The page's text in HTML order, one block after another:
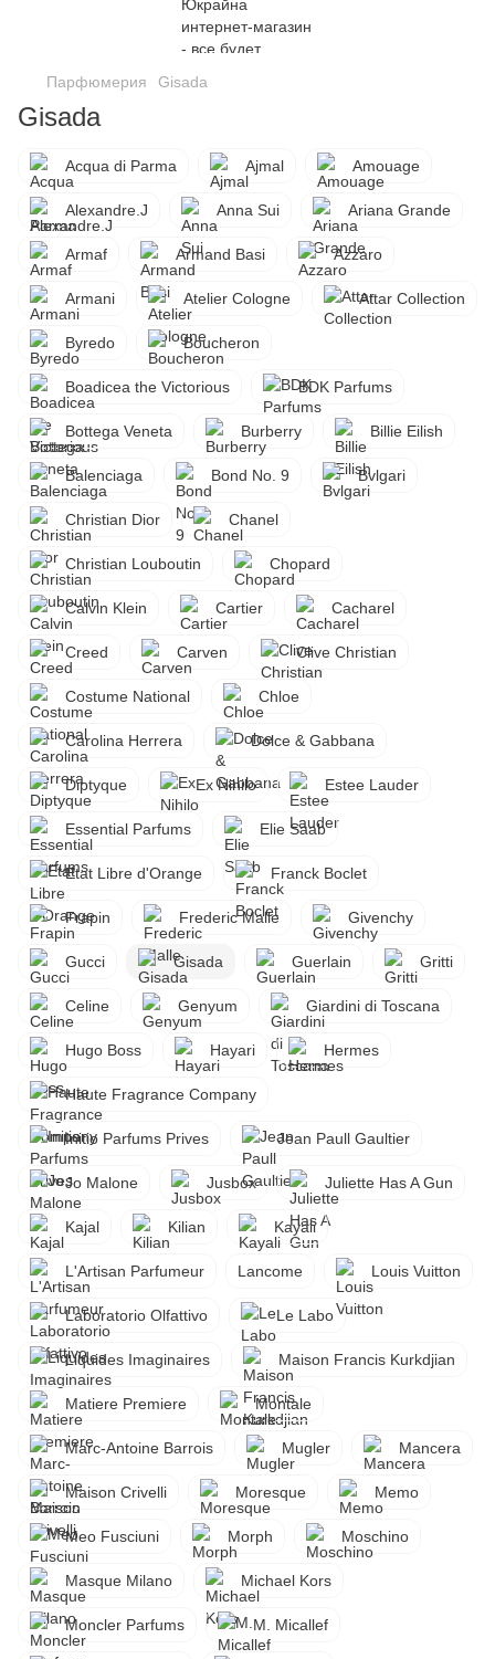
Парфюмерия Gisada
Gisada
Acqua di Parma Ajmal Amouage
Alexandre.J Anna Sui Ariana Grande
Armaf Armand Basi Azzaro
Armani Atelier Cologne Attar Collection
Byredo Boucheron
Boadicea the Victorious BDK Parfums
Bottega Veneta Burberry Billie Eilish
Balenciaga Bond No. 9 Bvlgari
Christian Dior Chanel
Christian Louboutin Chopard
Calvin Klein Cartier Cacharel
Creed Carven Clive Christian
Costume National Chloe
Carolina Herrera Dolce & Gabbana
Diptyque Ex Nihilo Estee Lauder
Essential Parfums Elie Saab
Etat Libre d'Orange Franck Boclet
Frapin Frederic Malle Givenchy
Gucci Gisada Guerlain Gritti
Celine Genyum Giardini di Toscana
Hugo Boss Hayari Hermes
Haute Fragrance Company
Initio Parfums Prives Jean Paull Gaultier
Jo Malone Jusbox Juliette Has A Gun
Kajal Kilian Kayali
L'Artisan Parfumeur Lancome Louis Vuitton
Laboratorio Olfattivo Le Labo
Liquides Imaginaires Maison Francis Kurkdjian
Matiere Premiere Montale
Marc-Antoine Barrois Mugler Mancera
Maison Crivelli Moresque Memo
Meo Fusciuni Morph Moschino
Masque Milano Michael Kors
Moncler Parfums M. Micallef